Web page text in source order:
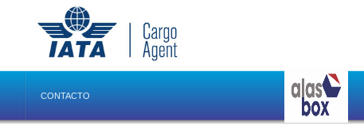
CONTACTO